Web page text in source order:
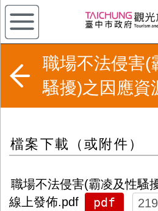
職場不法侵害(
騷擾)之因應資
檔案下載（或附件）
職場不法侵害(霸凌及性騷
線上發佈.pdf
pdf